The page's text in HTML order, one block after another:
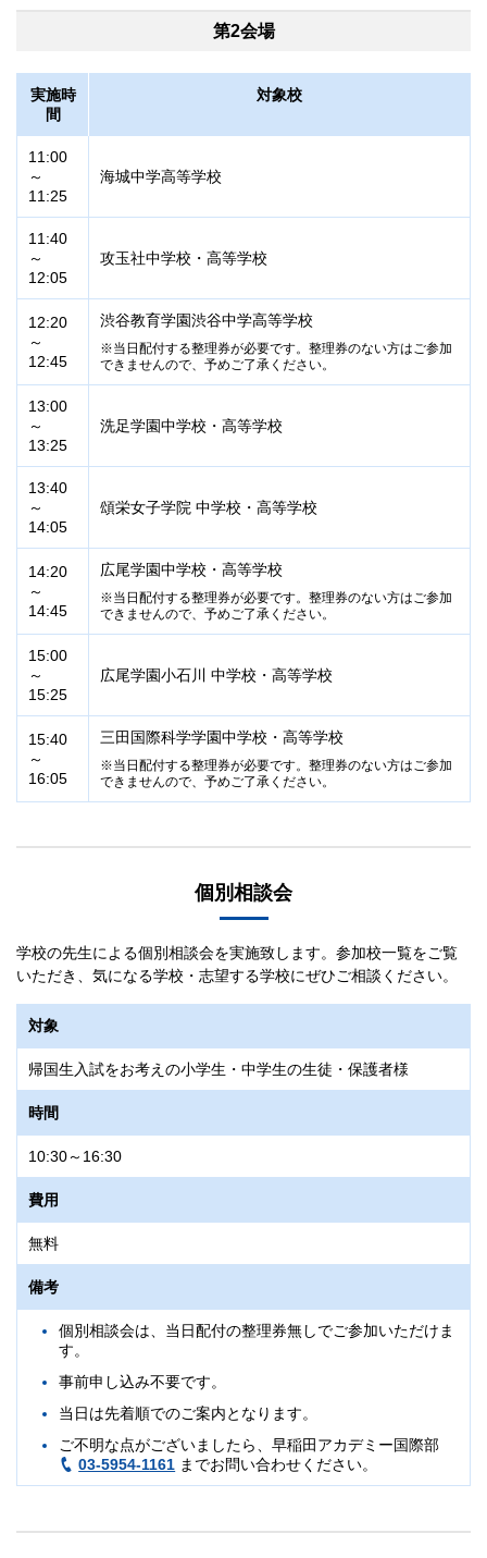
第2会場
実施時
間
対象校
11:00
～
11:25
海城中学高等学校
11:40
～
12:05
攻玉社中学校・高等学校
12:20
～
12:45
渋谷教育学園渋谷中学高等学校
当日配付する整理券が必要です。整理券のない方はご参加
できませんので、予めご了承ください。
13:00
～
13:25
洗足学園中学校・高等学校
13:40
～
14:05
頌栄女子学院 中学校・高等学校
14:20
～
14:45
広尾学園中学校・高等学校
当日配付する整理券が必要です。整理券のない方はご参加
できませんので、予めご了承ください。
15:00
～
15:25
広尾学園小石川 中学校・高等学校
15:40
～
16:05
三田国際科学学園中学校・高等学校
当日配付する整理券が必要です。整理券のない方はご参加
できませんので、予めご了承ください。
個別相談会
学校の先生による個別相談会を実施致します。参加校一覧をご覧
いただき、気になる学校・志望する学校にぜひご相談ください。
対象
帰国生入試をお考えの小学生・中学生の生徒・保護者様
時間
10:30～16:30
費用
無料
備考
個別相談会は、当日配付の整理券無しでご参加いただけま
す。
事前申し込み不要です。
当日は先着順でのご案内となります。
ご不明な点がございましたら、早稲田アカデミー国際部
03-5954-1161 までお問い合わせください。